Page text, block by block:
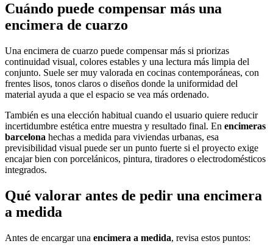
Cuándo puede compensar más una
encimera de cuarzo
Una encimera de cuarzo puede compensar más si priorizas
continuidad visual, colores estables y una lectura más limpia del
conjunto. Suele ser muy valorada en cocinas contemporáneas, con
frentes lisos, tonos claros o diseños donde la uniformidad del
material ayuda a que el espacio se vea más ordenado.
También es una elección habitual cuando el usuario quiere reducir
incertidumbre estética entre muestra y resultado final. En encimeras
barcelona hechas a medida para viviendas urbanas, esa
previsibilidad visual puede ser un punto fuerte si el proyecto exige
encajar bien con porcelánicos, pintura, tiradores o electrodomésticos
integrados.
Qué valorar antes de pedir una encimera
a medida
Antes de encargar una encimera a medida, revisa estos puntos: